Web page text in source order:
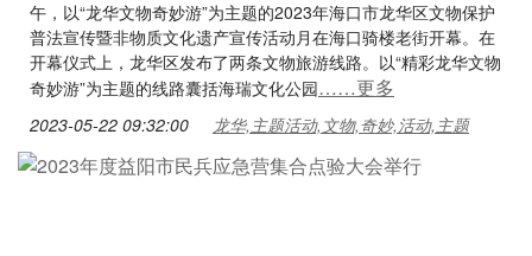
午，以“龙华文物奇妙游”为主题的2023年海口市龙华区文物保护
普法宣传暨非物质文化遗产宣传活动月在海口骑楼老街开幕。在
开幕仪式上，龙华区发布了两条文物旅游线路。以“精彩龙华文物
奇妙游”为主题的线路囊括海瑞文化公园……更多
2023-05-22 09:32:00 龙华,主题活动,文物,奇妙,活动,主题